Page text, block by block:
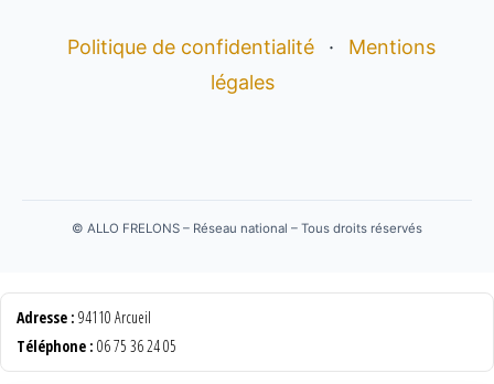
Politique de confidentialité ·
Mentions
légales
© ALLO FRELONS – Réseau national – Tous droits réservés
Adresse : 94110 Arcueil
Téléphone : 06 75 36 24 05